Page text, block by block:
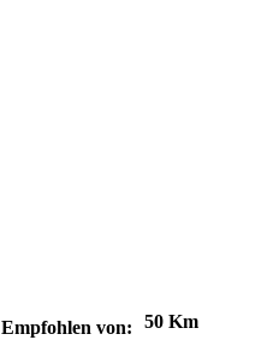
Empfohlen von: 50 Km